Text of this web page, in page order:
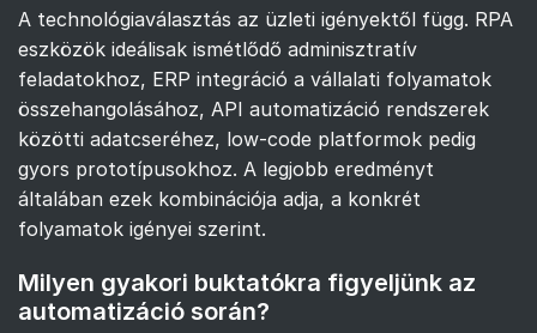
A technológiaválasztás az üzleti igényektől függ. RPA
eszközök ideálisak ismétlődő adminisztratív
feladatokhoz, ERP integráció a vállalati folyamatok
összehangolásához, API automatizáció rendszerek
közötti adatcseréhez, low-code platformok pedig
gyors prototípusokhoz. A legjobb eredményt
általában ezek kombinációja adja, a konkrét
folyamatok igényei szerint.
Milyen gyakori buktatókra figyeljünk az
automatizáció során?